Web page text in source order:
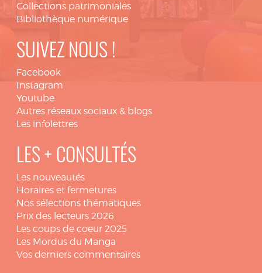
Collections patrimoniales
Bibliothèque numérique
SUIVEZ NOUS !
Facebook
Instagram
Youtube
Autres réseaux sociaux & blogs
Les infolettres
LES + CONSULTÉS
Les nouveautés
Horaires et fermetures
Nos sélections thématiques
Prix des lecteurs 2026
Les coups de coeur 2025
Les Mordus du Manga
Vos derniers commentaires